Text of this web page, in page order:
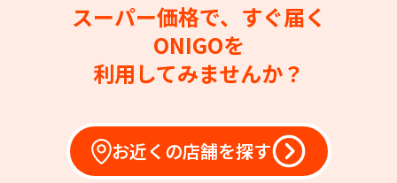
スーパー価格で、すぐ届く
ONIGOを
利用してみませんか？
お近くの店舗を探す